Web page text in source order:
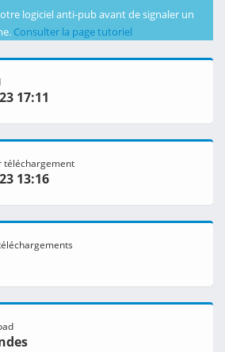
logiciel anti-pub avant de signaler un
Consulter la page tutoriel
17:11
téléchargement
13:16